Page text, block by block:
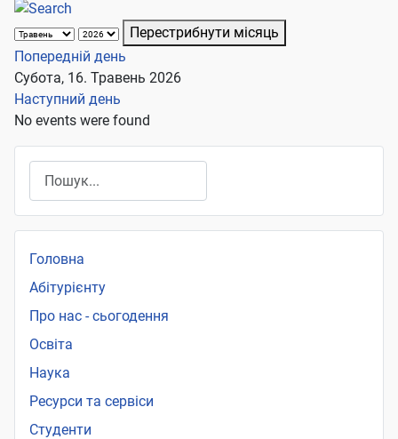
Перестрибнути місяць
Попередній день
Субота, 16. Травень 2026
Наступний день
No events were found
Головна
Абітурієнту
Про нас - сьогодення
Освіта
Наука
Ресурси та сервіси
Студенти